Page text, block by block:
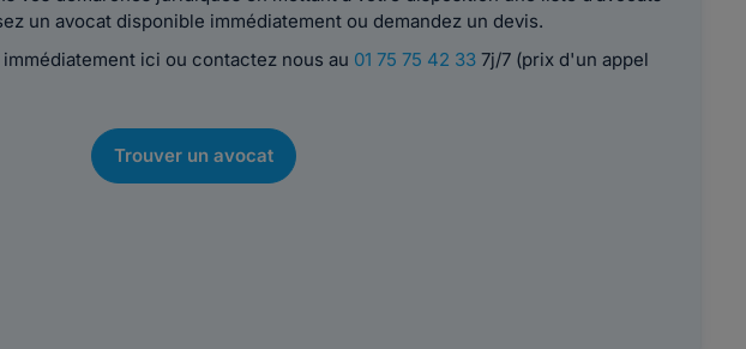
un avocat disponible immédiatement ou demandez un devis.
ici ou contactez nous au 01 75 75 42 337j/7 (prix d'un appel
Trouver un avocat